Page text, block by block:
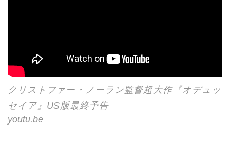
クリストファー・ノーラン監督超大作『オデュッ
セイア』US版最終予告
youtu.be